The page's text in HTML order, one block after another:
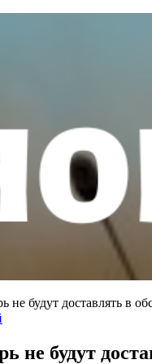
будут доставлять в
не будут